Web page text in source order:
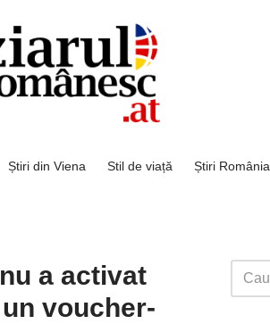
Știri din Viena Stil de viață Știri România
a activat
voucher-